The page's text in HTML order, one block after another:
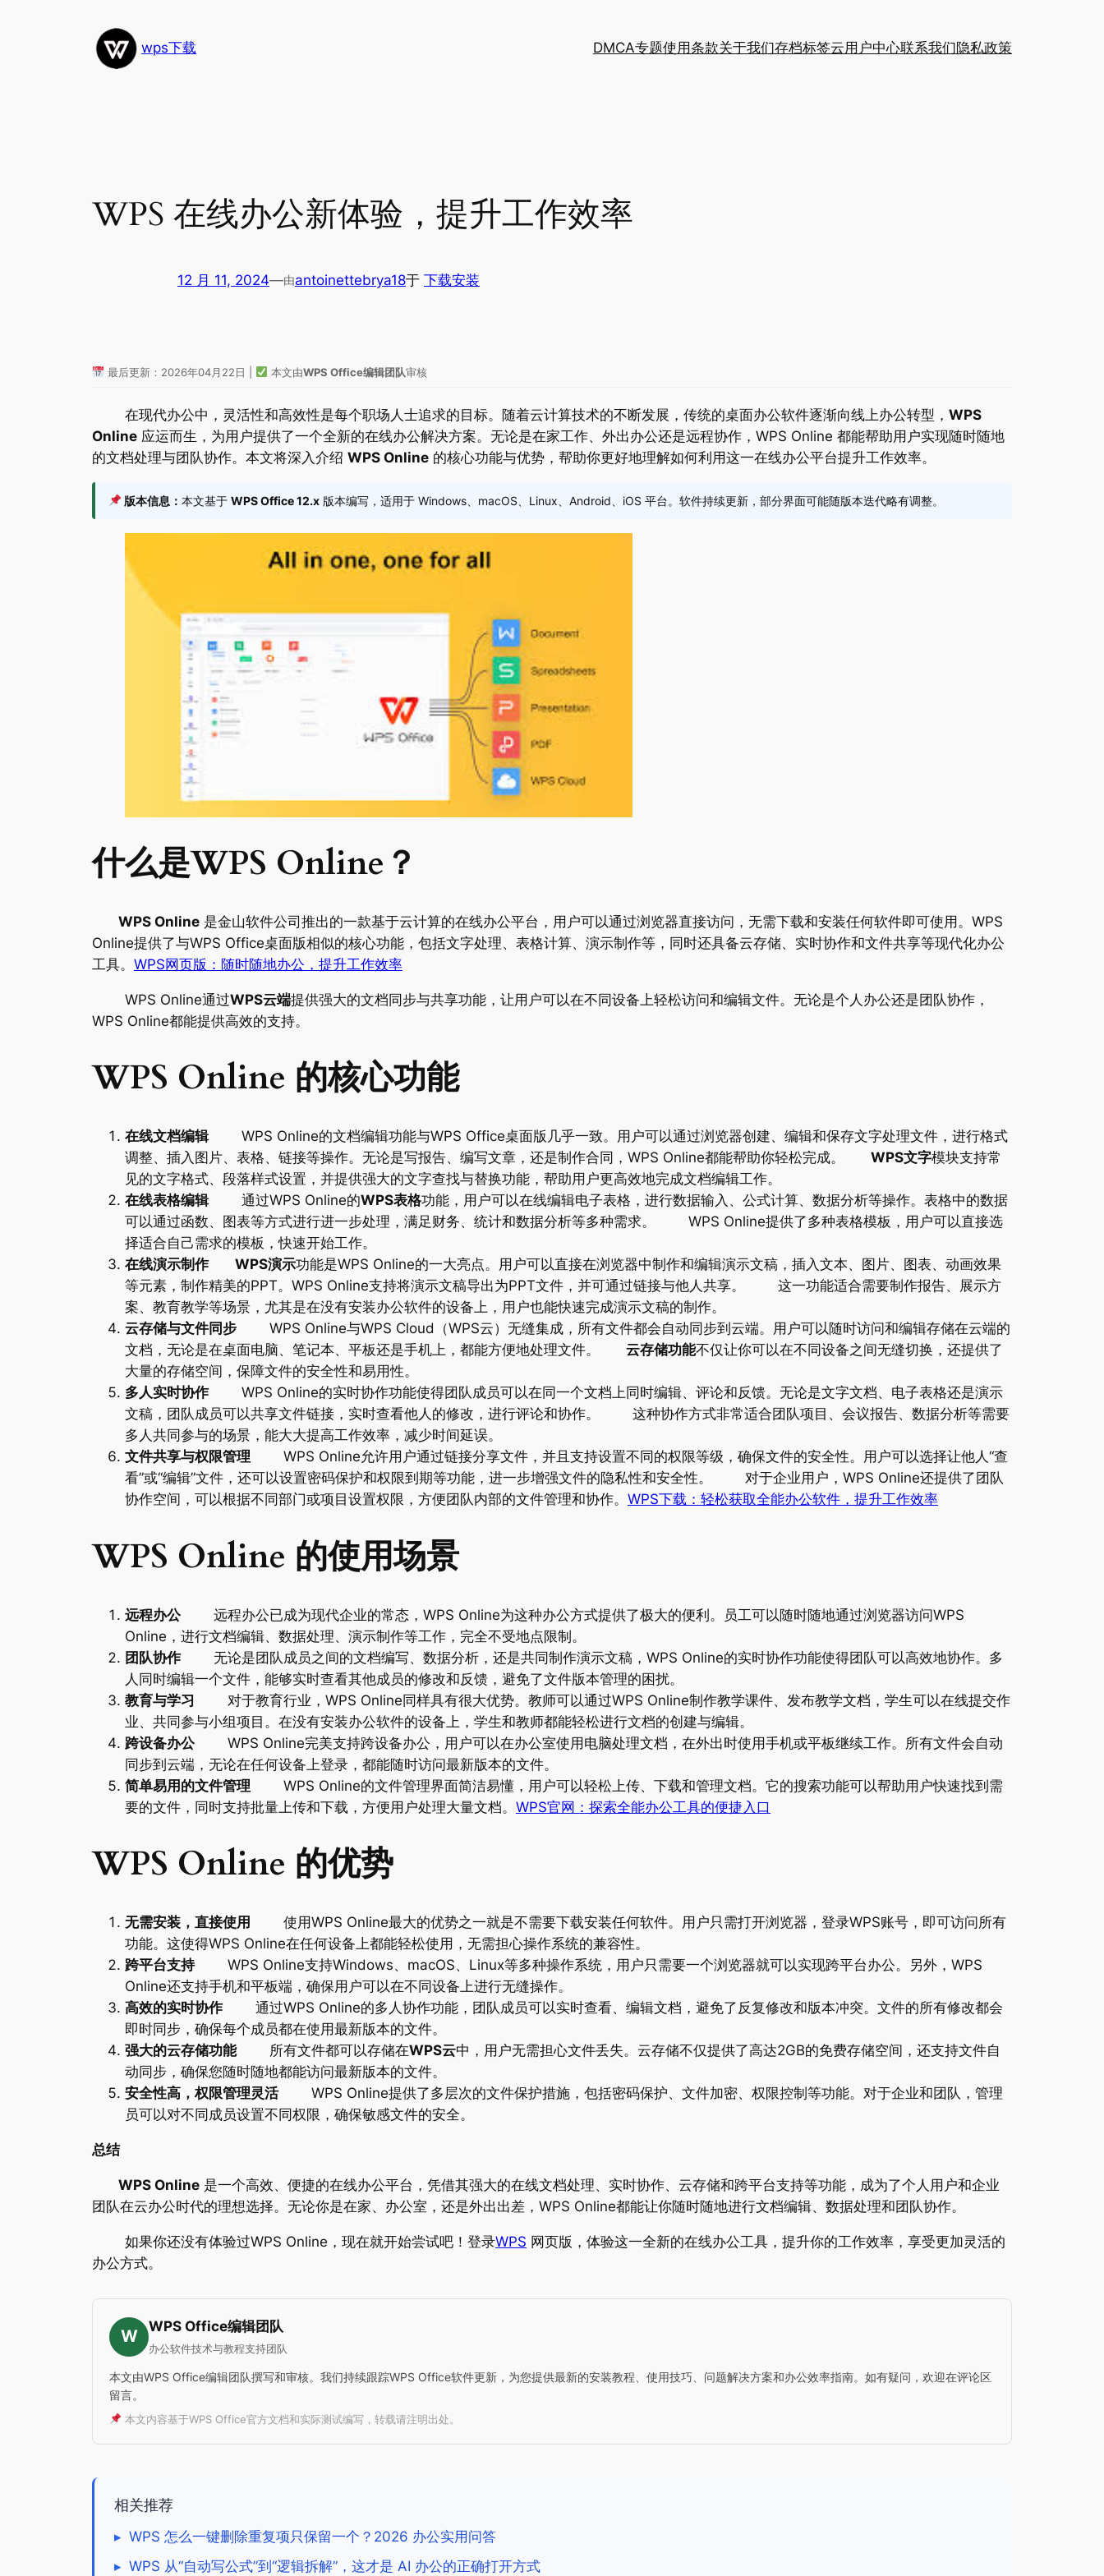
wps下载 DMCA专题使用条款关于我们存档标签云用户中心联系我们隐私政策
WPS 在线办公新体验，提升工作效率
12 月 11, 2024—由antoinettebrya18于 下载安装
最后更新：2026年04月22日 | 本文由WPS Office编辑团队审核
在现代办公中，灵活性和高效性是每个职场人士追求的目标。随着云计算技术的不断发展，传统的桌面办公软件逐渐向线上办公转型， WPS
Online 应运而生，为用户提供了一个全新的在线办公解决方案。无论是在家工作、外出办公还是远程协作，WPS Online 都能帮助用户实现随时随地
的文档处理与团队协作。本文将深入介绍 WPS Online 的核心功能与优势，帮助你更好地理解如何利用这一在线办公平台提升工作效率。
版本信息： 本文基于 WPS Office 12.x版本编写，适用于 Windows、macOS、Linux、Android、iOS 平台。软件持续更新，部分界面可能随版本迭代略有调整。
什么是WPS Online？
WPS Online 是金山软件公司推出的一款基于云计算的在线办公平台，用户可以通过浏览器直接访问，无需下载和安装任何软件即可使用。WPS
Online提供了与WPS Office桌面版相似的核心功能，包括文字处理、表格计算、演示制作等，同时还具备云存储、实时协作和文件共享等现代化办公
工具。 WPS网页版：随时随地办公，提升工作效率
WPS Online通过WPS云端提供强大的文档同步与共享功能，让用户可以在不同设备上轻松访问和编辑文件。无论是个人办公还是团队协作，
WPS Online都能提供高效的支持。
WPS Online 的核心功能
在线文档编辑WPS Online的文档编辑功能与WPS Office桌面版几乎一致。用户可以通过浏览器创建、编辑和保存文字处理文件，进行格式
调整、插入图片、表格、链接等操作。无论是写报告、编写文章，还是制作合同，WPS Online都能帮助你轻松完成。
WPS文字模块支持常
见的文字格式、段落样式设置，并提供强大的文字查找与替换功能，帮助用户更高效地完成文档编辑工作。
在线表格编辑通过WPS Online的WPS表格功能，用户可以在线编辑电子表格，进行数据输入、公式计算、数据分析等操作。表格中的数据
可以通过函数、图表等方式进行进一步处理，满足财务、统计和数据分析等多种需求。 WPS Online提供了多种表格模板，用户可以直接选
择适合自己需求的模板，快速开始工作。
在线演示制作 WPS演示功能是WPS Online的一大亮点。用户可以直接在浏览器中制作和编辑演示文稿，插入文本、图片、图表、动画效果
等元素，制作精美的PPT。WPS Online支持将演示文稿导出为PPT文件，并可通过链接与他人共享。 这一功能适合需要制作报告、展示方
案、教育教学等场景，尤其是在没有安装办公软件的设备上，用户也能快速完成演示文稿的制作。
云存储与文件同步 WPS Online与WPS Cloud（WPS云）无缝集成，所有文件都会自动同步到云端。用户可以随时访问和编辑存储在云端的
文档，无论是在桌面电脑、笔记本、平板还是手机上，都能方便地处理文件。
云存储功能不仅让你可以在不同设备之间无缝切换，还提供了
大量的存储空间，保障文件的安全性和易用性。
多人实时协作WPS Online的实时协作功能使得团队成员可以在同一个文档上同时编辑、评论和反馈。无论是文字文档、电子表格还是演示
文稿，团队成员可以共享文件链接，实时查看他人的修改，进行评论和协作。 这种协作方式非常适合团队项目、会议报告、数据分析等需要
多人共同参与的场景，能大大提高工作效率，减少时间延误。
文件共享与权限管理 WPS Online允许用户通过链接分享文件，并且支持设置不同的权限等级，确保文件的安全性。用户可以选择让他人“查
看”或“编辑”文件，还可以设置密码保护和权限到期等功能，进一步增强文件的隐私性和安全性。 对于企业用户，WPS Online还提供了团队
协作空间，可以根据不同部门或项目设置权限，方便团队内部的文件管理和协作。 WPS下载：轻松获取全能办公软件，提升工作效率
WPS Online 的使用场景
远程办公远程办公已成为现代企业的常态，WPS Online为这种办公方式提供了极大的便利。员工可以随时随地通过浏览器访问WPS
Online，进行文档编辑、数据处理、演示制作等工作，完全不受地点限制。
团队协作无论是团队成员之间的文档编写、数据分析，还是共同制作演示文稿，WPS Online的实时协作功能使得团队可以高效地协作。多
人同时编辑一个文件，能够实时查看其他成员的修改和反馈，避免了文件版本管理的困扰。
教育与学习 对于教育行业，WPS Online同样具有很大优势。教师可以通过WPS Online制作教学课件、发布教学文档，学生可以在线提交作
业、共同参与小组项目。在没有安装办公软件的设备上，学生和教师都能轻松进行文档的创建与编辑。
跨设备办公WPS Online完美支持跨设备办公，用户可以在办公室使用电脑处理文档，在外出时使用手机或平板继续工作。所有文件会自动
同步到云端，无论在任何设备上登录，都能随时访问最新版本的文件。
简单易用的文件管理 WPS Online的文件管理界面简洁易懂，用户可以轻松上传、下载和管理文档。它的搜索功能可以帮助用户快速找到需
要的文件，同时支持批量上传和下载，方便用户处理大量文档。 WPS官网：探索全能办公工具的便捷入口
WPS Online 的优势
无需安装，直接使用
使用WPS Online最大的优势之一就是不需要下载安装任何软件。用户只需打开浏览器，登录WPS账号，即可访问所有
功能。这使得WPS Online在任何设备上都能轻松使用，无需担心操作系统的兼容性。
跨平台支持WPS Online支持Windows、macOS、Linux等多种操作系统，用户只需要一个浏览器就可以实现跨平台办公。另外，WPS
Online还支持手机和平板端，确保用户可以在不同设备上进行无缝操作。
高效的实时协作通过WPS Online的多人协作功能，团队成员可以实时查看、编辑文档，避免了反复修改和版本冲突。文件的所有修改都会
即时同步，确保每个成员都在使用最新版本的文件。
强大的云存储功能所有文件都可以存储在WPS云中，用户无需担心文件丢失。云存储不仅提供了高达2GB的免费存储空间，还支持文件自
动同步，确保您随时随地都能访问最新版本的文件。
安全性高，权限管理灵活WPS Online提供了多层次的文件保护措施，包括密码保护、文件加密、权限控制等功能。对于企业和团队，管理
员可以对不同成员设置不同权限，确保敏感文件的安全。
总结
WPS Online 是一个高效、便捷的在线办公平台，凭借其强大的在线文档处理、实时协作、云存储和跨平台支持等功能，成为了个人用户和企业
团队在云办公时代的理想选择。无论你是在家、办公室，还是外出出差，WPS Online都能让你随时随地进行文档编辑、数据处理和团队协作。
如果你还没有体验过WPS Online，现在就开始尝试吧！登录WPS 网页版，体验这一全新的在线办公工具，提升你的工作效率，享受更加灵活的
办公方式。
W
WPS Office编辑团队
办公软件技术与教程支持团队
本文由WPS Office编辑团队撰写和审核。我们持续跟踪WPS Office软件更新，为您提供最新的安装教程、使用技巧、问题解决方案和办公效率指南。如有疑问，欢迎在评论区
留言。
本文内容基于WPS Office官方文档和实际测试编写，转载请注明出处。
相关推荐
▸ WPS 怎么一键删除重复项只保留一个？2026 办公实用问答
▸ WPS 从“自动写公式”到“逻辑拆解”，这才是 AI 办公的正确打开方式